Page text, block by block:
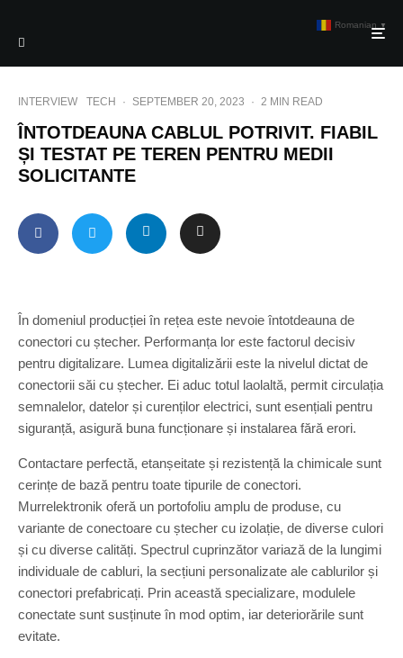
INTERVIEW TECH · SEPTEMBER 20, 2023 · 2 MIN READ
ÎNTOTDEAUNA CABLUL POTRIVIT. FIABIL
ȘI TESTAT PE TEREN PENTRU MEDII
SOLICITANTE
În domeniul producției în rețea este nevoie întotdeauna de
conectori cu ștecher. Performanța lor este factorul decisiv
pentru digitalizare. Lumea digitalizării este la nivelul dictat de
conectorii săi cu ștecher. Ei aduc totul laolaltă, permit circulația
semnalelor, datelor și curenților electrici, sunt esențiali pentru
siguranță, asigură buna funcționare și instalarea fără erori.
Contactare perfectă, etanșeitate și rezistență la chimicale sunt
cerințe de bază pentru toate tipurile de conectori.
Murrelektronik oferă un portofoliu amplu de produse, cu
variante de conectoare cu ștecher cu izolație, de diverse culori
și cu diverse calități. Spectrul cuprinzător variază de la lungimi
individuale de cabluri, la secțiuni personalizate ale cablurilor și
conectori prefabricați. Prin această specializare, modulele
conectate sunt susținute în mod optim, iar deteriorările sunt
evitate.
Romanian ▼